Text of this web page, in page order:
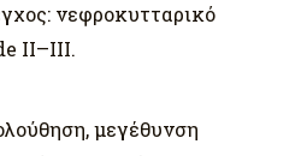
νεφροκυτταρικό
II–III.
μεγέθυνση